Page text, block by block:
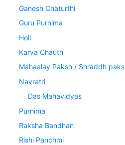
Ganesh Chaturthi
Guru Purnima
Holi
Karva Chauth
Mahaalay Paksh / Shraddh
Navratri
Das Mahavidyas
Purnima
Raksha Bandhan
Rishi Panchmi